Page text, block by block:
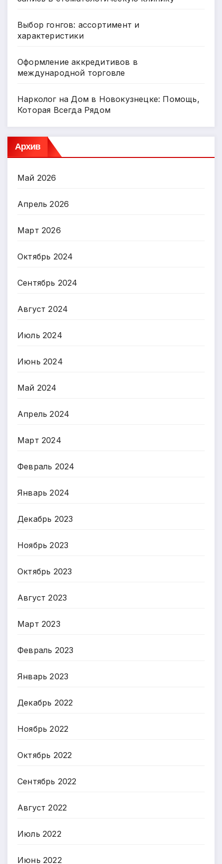
Выбор гонгов: ассортимент и
характеристики
Оформление аккредитивов в
международной торговле
Нарколог на Дом в Новокузнецке: Помощь,
Которая Всегда Рядом
Архив
Май 2026
Апрель 2026
Март 2026
Октябрь 2024
Сентябрь 2024
Август 2024
Июль 2024
Июнь 2024
Май 2024
Апрель 2024
Март 2024
Февраль 2024
Январь 2024
Декабрь 2023
Ноябрь 2023
Октябрь 2023
Август 2023
Март 2023
Февраль 2023
Январь 2023
Декабрь 2022
Ноябрь 2022
Октябрь 2022
Сентябрь 2022
Август 2022
Июль 2022
Июнь 2022